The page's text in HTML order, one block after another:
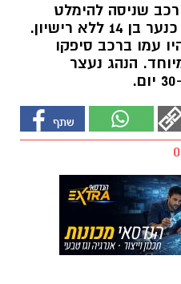
שניסה להימלט
מבדיקה שגרתית התגלה כנער בן 14 ללא רישיון.
עמו ברכב סיפקו
הנהג נעצר